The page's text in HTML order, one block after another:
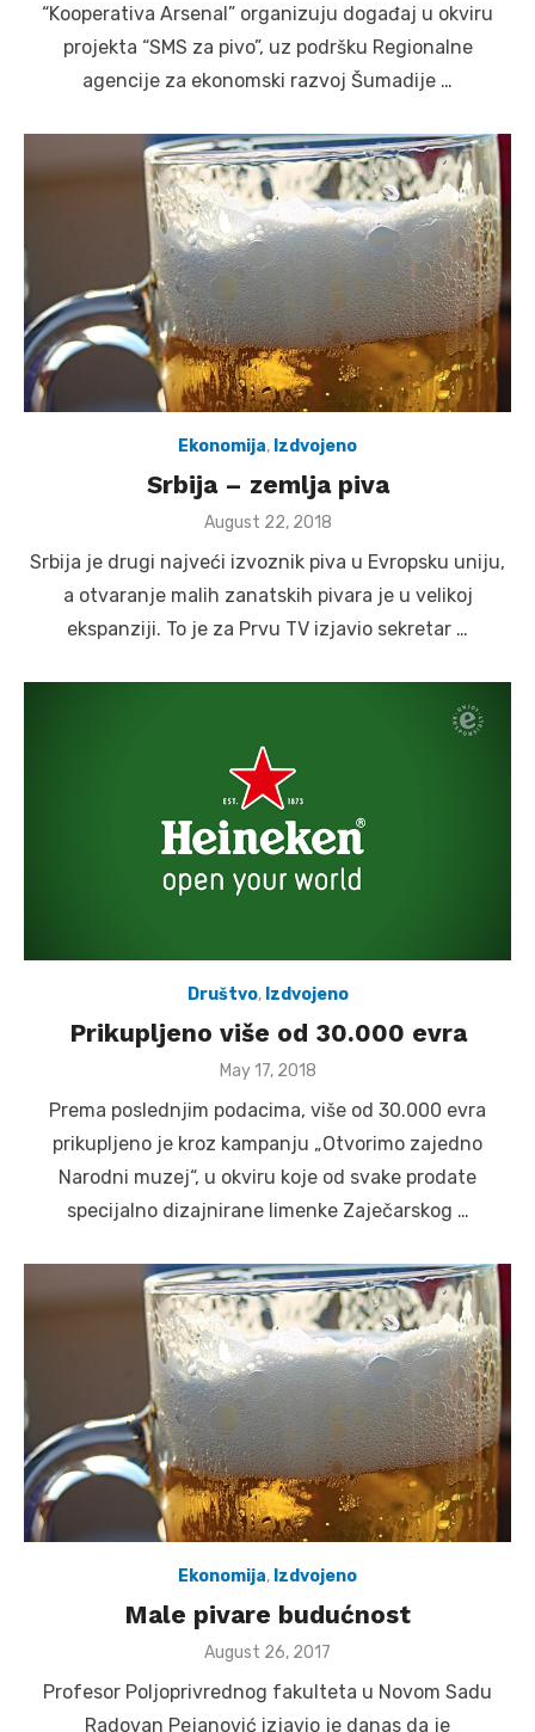
“Kooperativa Arsenal” organizuju događaj u okviru
projekta “SMS za pivo”, uz podršku Regionalne
agencije za ekonomski razvoj Šumadije …
Ekonomija, Izdvojeno
Srbija – zemlja piva
Posted
August 22, 2018
Srbija je drugi najveći izvoznik piva u Evropsku uniju,
a otvaranje malih zanatskih pivara je u velikoj
ekspanziji. To je za Prvu TV izjavio sekretar …
Društvo, Izdvojeno
Prikupljeno više od 30.000 evra
Posted
May 17, 2018
Prema poslednjim podacima, više od 30.000 evra
prikupljeno je kroz kampanju „Otvorimo zajedno
Narodni muzej“, u okviru koje od svake prodate
specijalno dizajnirane limenke Zaječarskog …
Ekonomija, Izdvojeno
Male pivare budućnost
Posted
August 26, 2017
Profesor Poljoprivrednog fakulteta u Novom Sadu
Radovan Pejanović izjavio je danas da je